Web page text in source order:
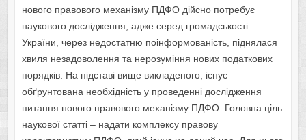
нового правового механізму ПДФО дійсно потребує
наукового дослідження, адже серед громадськості
України, через недостатню поінформованість, піднялася
хвиля незадоволення та нерозуміння нових податкових
порядків. На підставі вище викладеного, існує
обґрунтована необхідність у проведенні дослідження
питання нового правового механізму ПДФО. Головна ціль
наукової статті – надати комплексу правову